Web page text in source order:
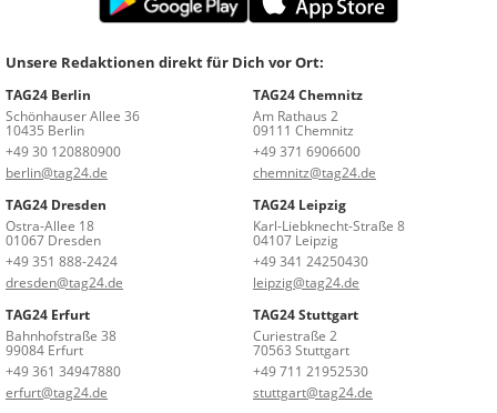
Unsere Redaktionen direkt für Dich vor Ort:
TAG24 Berlin
Schönhauser Allee 36
10435 Berlin
+49 30 120880900
berlin@tag24.de
TAG24 Chemnitz
Am Rathaus 2
09111 Chemnitz
+49 371 6906600
chemnitz@tag24.de
TAG24 Dresden
Ostra-Allee 18
01067 Dresden
+49 351 888-2424
dresden@tag24.de
TAG24 Leipzig
Karl-Liebknecht-Straße 8
04107 Leipzig
+49 341 24250430
leipzig@tag24.de
TAG24 Erfurt
Bahnhofstraße 38
99084 Erfurt
+49 361 34947880
erfurt@tag24.de
TAG24 Stuttgart
Curiestraße 2
70563 Stuttgart
+49 711 21952530
stuttgart@tag24.de